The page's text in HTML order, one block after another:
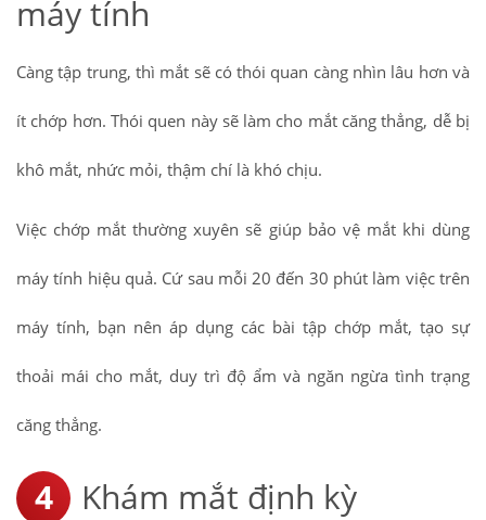
máy tính
Càng tập trung, thì mắt sẽ có thói quan càng nhìn lâu hơn và
ít chớp hơn. Thói quen này sẽ làm cho mắt căng thẳng, dễ bị
khô mắt, nhức mỏi, thậm chí là khó chịu.
Việc chớp mắt thường xuyên sẽ giúp bảo vệ mắt khi dùng
máy tính hiệu quả. Cứ sau mỗi 20 đến 30 phút làm việc trên
máy tính, bạn nên áp dụng các bài tập chớp mắt, tạo sự
thoải mái cho mắt, duy trì độ ẩm và ngăn ngừa tình trạng
căng thẳng.
Khám mắt định kỳ